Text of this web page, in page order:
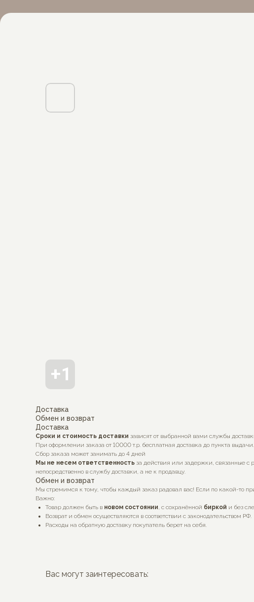
Доставка
Обмен и возврат
Доставка
Сроки и стоимость доставки зависят от выбранной вами службы
При оформлении заказа от 10000 т.р. бесплатная доставка до пункта выдачи.
Сбор заказа может занимать до 4 дней
Мы не несем ответственность за действия или задержки, связанные с
непосредственно в службу доставки, а не к продавцу.
Обмен и возврат
Мы стремимся к тому, чтобы каждый заказ радовал вас! Если по какой-то
Важно:
Товар должен быть в новом состоянии, с сохранённой биркой и без
Возврат и обмен осуществляются в соответствии с законодательством РФ.
Расходы на обратную доставку покупатель берет на себя.
Вас могут заинтересовать: